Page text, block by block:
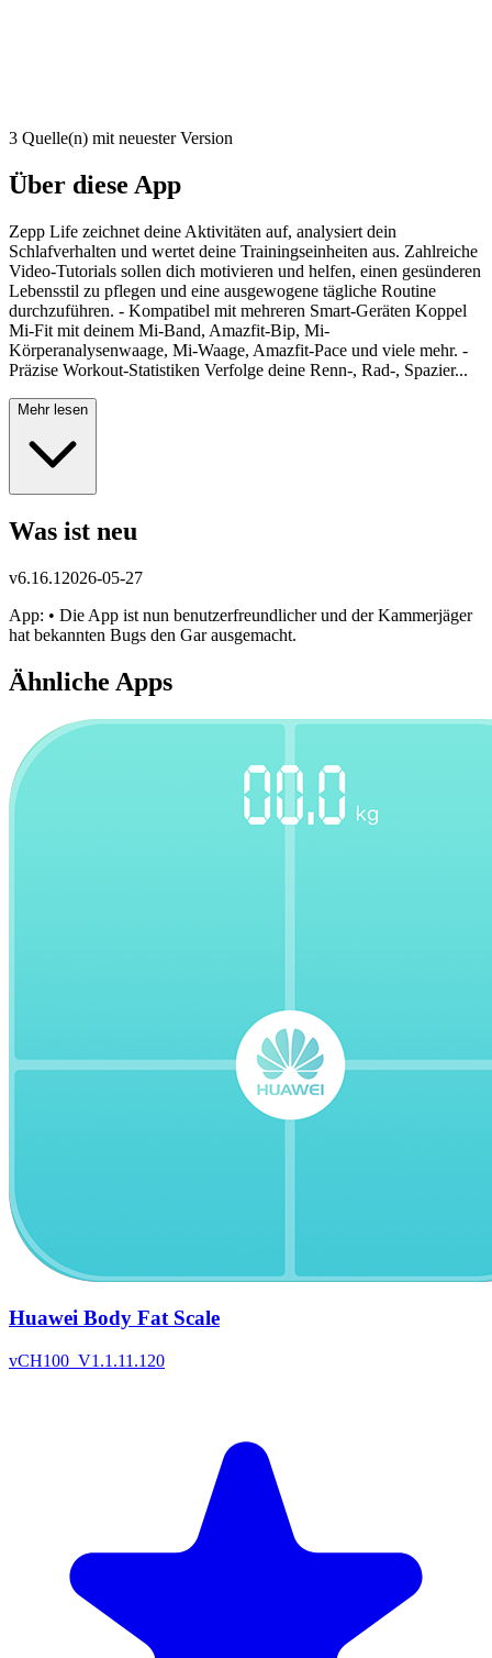
3 Quelle(n) mit neuester Version
Über diese App
Zepp Life zeichnet deine Aktivitäten auf, analysiert dein
Schlafverhalten und wertet deine Trainingseinheiten aus. Zahlreiche
Video-Tutorials sollen dich motivieren und helfen, einen gesünderen
Lebensstil zu pflegen und eine ausgewogene tägliche Routine
durchzuführen. - Kompatibel mit mehreren Smart-Geräten Koppel
Mi-Fit mit deinem Mi-Band, Amazfit-Bip, Mi-
Körperanalysenwaage, Mi-Waage, Amazfit-Pace und viele mehr. -
Präzise Workout-Statistiken Verfolge deine Renn-, Rad-, Spazier...
Mehr lesen
Was ist neu
v6.16.1 2026-05-27
App: • Die App ist nun benutzerfreundlicher und der Kammerjäger
hat bekannten Bugs den Gar ausgemacht.
Ähnliche Apps
Huawei Body Fat Scale
vCH100_V1.1.11.120